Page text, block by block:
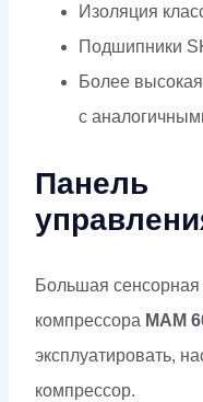
Изоляция
Подшипники
Более
с
Панель
Большая
компрессора MAM
эксплуатировать,
компрессор.